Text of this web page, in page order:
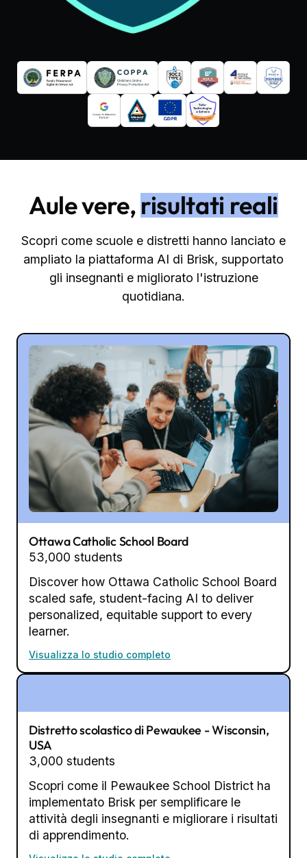
Aule vere, risultati reali
Scopri come scuole e distretti hanno lanciato e
ampliato la piattaforma AI di Brisk, supportato
gli insegnanti e migliorato l'istruzione
quotidiana.
Ottawa Catholic School Board
53,000 students
Discover how Ottawa Catholic School Board
scaled safe, student-facing AI to deliver
personalized, equitable support to every
learner.
Visualizza lo studio completo
Distretto scolastico di Pewaukee - Wisconsin,
USA
3,000 students
Scopri come il Pewaukee School District ha
implementato Brisk per semplificare le
attività degli insegnanti e migliorare i risultati
di apprendimento.